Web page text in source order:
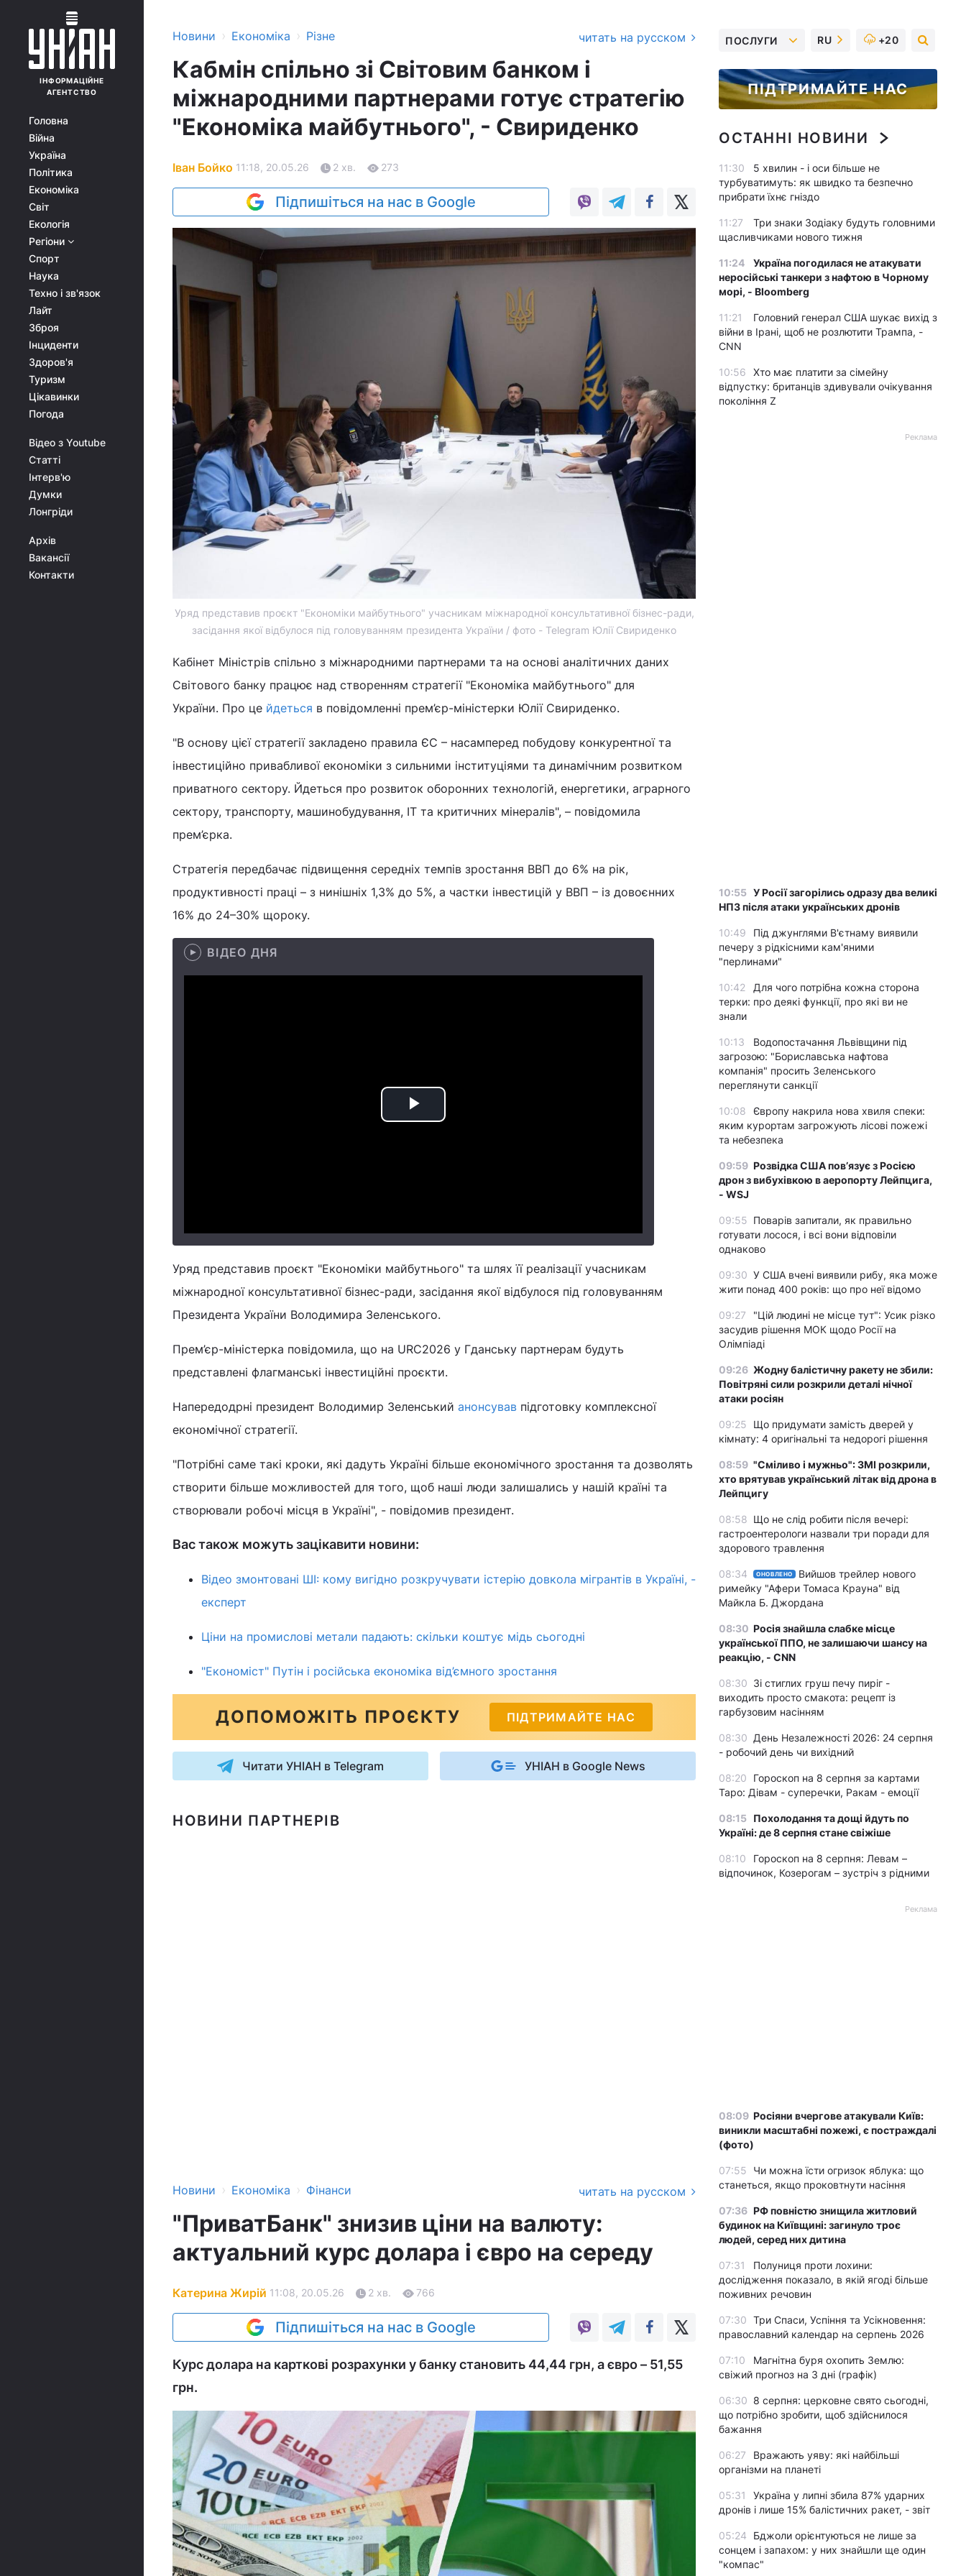
ІНФОРМАЦІЙНЕ
АГЕНТСТВО
Головна
Війна
Україна
Політика
Економіка
Світ
Екологія
Регіони
Спорт
Наука
Техно і зв'язок
Лайт
Зброя
Інциденти
Здоров'я
Туризм
Цікавинки
Погода
Відео з Youtube
Статті
Інтерв'ю
Думки
Лонгріди
Архів
Вакансії
Контакти
Новини › Економіка › Різне читать на русском
Кабмін спільно зі Світовим банком і
міжнародними партнерами готує стратегію
"Економіка майбутнього", - Свириденко
Іван Бойко 11:18, 20.05.26 2 хв. 273
Підпишіться на нас в Google
Уряд представив проєкт "Економіки майбутнього" учасникам міжнародної консультативної бізнес-ради,
засідання якої відбулося під головуванням президента України / фото - Telegram Юлії Свириденко
Кабінет Міністрів спільно з міжнародними партнерами та на основі аналітичних даних
Світового банку працює над створенням стратегії "Економіка майбутнього" для
України. Про це йдеться в повідомленні прем’єр-міністерки Юлії Свириденко.
"В основу цієї стратегії закладено правила ЄС – насамперед побудову конкурентної та
інвестиційно привабливої економіки з сильними інституціями та динамічним розвитком
приватного сектору. Йдеться про розвиток оборонних технологій, енергетики, аграрного
сектору, транспорту, машинобудування, ІТ та критичних мінералів", – повідомила
прем’єрка.
Стратегія передбачає підвищення середніх темпів зростання ВВП до 6% на рік,
продуктивності праці – з нинішніх 1,3% до 5%, а частки інвестицій у ВВП – із довоєнних
16% до 24–30% щороку.
ВІДЕО ДНЯ
Play
Уряд представив проєкт "Економіки майбутнього" та шлях її реалізації учасникам
міжнародної консультативної бізнес-ради, засідання якої відбулося під головуванням
Президента України Володимира Зеленського.
Прем’єр-міністерка повідомила, що на URC2026 у Гданську партнерам будуть
представлені флагманські інвестиційні проєкти.
Напередодрні президент Володимир Зеленський анонсував підготовку комплексної
економічної стратегії.
"Потрібні саме такі кроки, які дадуть Україні більше економічного зростання та дозволять
створити більше можливостей для того, щоб наші люди залишались у нашій країні та
створювали робочі місця в Україні", - повідомив президент.
Вас також можуть зацікавити новини:
Відео змонтовані ШІ: кому вигідно розкручувати істерію довкола мігрантів в Україні, -
експерт
Ціни на промислові метали падають: скільки коштує мідь сьогодні
"Економіст" Путін і російська економіка від’ємного зростання
ДОПОМОЖІТЬ ПРОЄКТУ ПІДТРИМАЙТЕ НАС
Читати УНІАН в Telegram УНІАН в Google News
НОВИНИ ПАРТНЕРІВ
Новини › Економіка › Фінанси читать на русском
"ПриватБанк" знизив ціни на валюту:
актуальний курс долара і євро на середу
Катерина Жирій 11:08, 20.05.26 2 хв. 766
Підпишіться на нас в Google
Курс долара на карткові розрахунки у банку становить 44,44 грн, а євро – 51,55
грн.
ПОСЛУГИ RU +20
ПІДТРИМАЙТЕ НАС
ОСТАННІ НОВИНИ
11:30
5 хвилин - і оси більше не
турбуватимуть: як швидко та безпечно
прибрати їхнє гніздо
11:27
Три знаки Зодіаку будуть головними
щасливчиками нового тижня
11:24
Україна погодилася не атакувати
неросійські танкери з нафтою в Чорному
морі, - Bloomberg
11:21
Головний генерал США шукає вихід з
війни в Ірані, щоб не розлютити Трампа, -
CNN
10:56
Хто має платити за сімейну
відпустку: британців здивували очікування
покоління Z
Реклама
10:55 У Росії загорілись одразу два великі
НПЗ після атаки українських дронів
10:49
Під джунглями В'єтнаму виявили
печеру з рідкісними кам'яними
"перлинами"
10:42
Для чого потрібна кожна сторона
терки: про деякі функції, про які ви не
знали
10:13
Водопостачання Львівщини під
загрозою: "Бориславська нафтова
компанія" просить Зеленського
переглянути санкції
10:08
Європу накрила нова хвиля спеки:
яким курортам загрожують лісові пожежі
та небезпека
09:59 Розвідка США пов’язує з Росією
дрон з вибухівкою в аеропорту Лейпцига,
- WSJ
09:55 Поварів запитали, як правильно
готувати лосося, і всі вони відповіли
однаково
09:30 У США вчені виявили рибу, яка може
жити понад 400 років: що про неї відомо
09:27
"Цій людині не місце тут": Усик різко
засудив рішення МОК щодо Росії на
Олімпіаді
09:26 Жодну балістичну ракету не збили:
Повітряні сили розкрили деталі нічної
атаки росіян
09:25
Що придумати замість дверей у
кімнату: 4 оригінальні та недорогі рішення
08:59 "Сміливо і мужньо": ЗМІ розкрили,
хто врятував український літак від дрона в
Лейпцигу
08:58 Що не слід робити після вечері:
гастроентерологи назвали три поради для
здорового травлення
08:34 ОНОВЛЕНО
Вийшов трейлер нового
римейку "Афери Томаса Крауна" від
Майкла Б. Джордана
08:30 Росія знайшла слабке місце
української ППО, не залишаючи шансу на
реакцію, - CNN
08:30 Зі стиглих груш печу пиріг -
виходить просто смакота: рецепт із
гарбузовим насінням
08:30 День Незалежності 2026: 24 серпня
- робочий день чи вихідний
08:20
Гороскоп на 8 серпня за картами
Таро: Дівам - суперечки, Ракам - емоції
08:15 Похолодання та дощі йдуть по
Україні: де 8 серпня стане свіжіше
08:10
Гороскоп на 8 серпня: Левам –
відпочинок, Козерогам – зустріч з рідними
Реклама
08:09 Росіяни вчергове атакували Київ:
виникли масштабні пожежі, є постраждалі
(фото)
07:55
Чи можна їсти огризок яблука: що
станеться, якщо проковтнути насіння
07:36 РФ повністю знищила житловий
будинок на Київщині: загинуло троє
людей, серед них дитина
07:31
Полуниця проти лохини:
дослідження показало, в якій ягоді більше
поживних речовин
07:30 Три Спаси, Успіння та Усікновення:
православний календар на серпень 2026
07:10
Магнітна буря охопить Землю:
свіжий прогноз на 3 дні (графік)
06:30 8 серпня: церковне свято сьогодні,
що потрібно зробити, щоб здійснилося
бажання
06:27
Вражають уяву: які найбільші
організми на планеті
05:31
Україна у липні збила 87% ударних
дронів і лише 15% балістичних ракет, - звіт
05:24
Бджоли орієнтуються не лише за
сонцем і запахом: у них знайшли ще один
"компас"